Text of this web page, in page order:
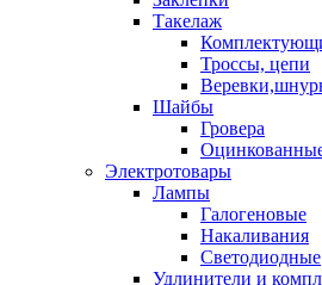
Такелаж
Троссы, цепи
Шайбы
Гровера
Электротовары
Лампы
Галогеновые
Накаливания
Светодиодные
Удлинители и